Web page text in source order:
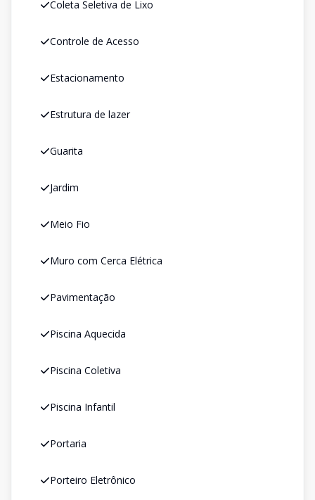
Coleta Seletiva de Lixo
Controle de Acesso
Estacionamento
Estrutura de lazer
Guarita
Jardim
Meio Fio
Muro com Cerca Elétrica
Pavimentação
Piscina Aquecida
Piscina Coletiva
Piscina Infantil
Portaria
Porteiro Eletrônico